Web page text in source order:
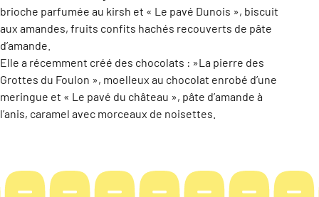
brioche parfumée au kirsh et « Le pavé Dunois », biscuit
aux amandes, fruits confits hachés recouverts de pâte
d’amande.
Elle a récemment créé des chocolats : »La pierre des
Grottes du Foulon », moelleux au chocolat enrobé d’une
meringue et « Le pavé du château », pâte d’amande à
l’anis, caramel avec morceaux de noisettes.